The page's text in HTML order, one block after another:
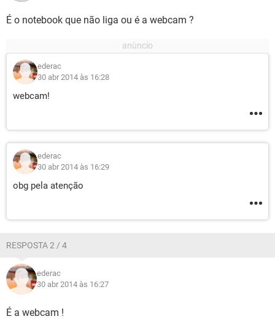
É o notebook que não liga ou é a webcam ?
ederac
30 abr 2014 às 16:28
webcam!
ederac
30 abr 2014 às 16:29
obg pela atenção
RESPOSTA 2 / 4
ederac
30 abr 2014 às 16:27
É a webcam !